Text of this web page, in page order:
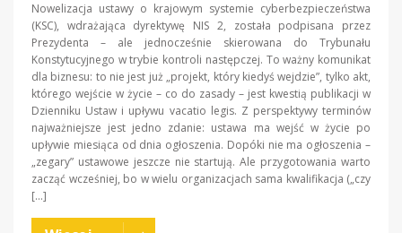
Nowelizacja ustawy o krajowym systemie cyberbezpieczeństwa
(KSC), wdrażająca dyrektywę NIS 2, została podpisana przez
Prezydenta – ale jednocześnie skierowana do Trybunału
Konstytucyjnego w trybie kontroli następczej. To ważny komunikat
dla biznesu: to nie jest już „projekt, który kiedyś wejdzie”, tylko akt,
którego wejście w życie – co do zasady – jest kwestią publikacji w
Dzienniku Ustaw i upływu vacatio legis. Z perspektywy terminów
najważniejsze jest jedno zdanie: ustawa ma wejść w życie po
upływie miesiąca od dnia ogłoszenia. Dopóki nie ma ogłoszenia –
„zegary” ustawowe jeszcze nie startują. Ale przygotowania warto
zacząć wcześniej, bo w wielu organizacjach sama kwalifikacja („czy
[…]